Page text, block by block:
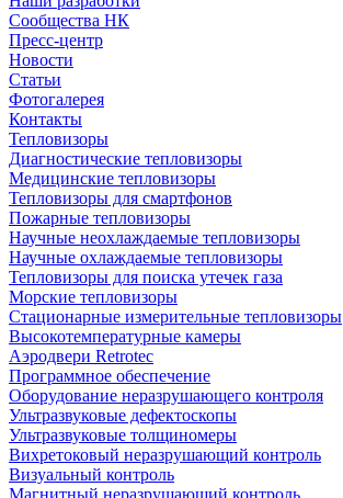
Сообщества НК
Пресс-центр
Новости
Статьи
Фотогалерея
Контакты
Тепловизоры
Диагностические тепловизоры
Медицинские тепловизоры
Тепловизоры для смартфонов
Пожарные тепловизоры
Научные неохлаждаемые тепловизоры
Научные охлаждаемые тепловизоры
Тепловизоры для поиска утечек газа
Морские тепловизоры
Стационарные измерительные тепловизоры
Высокотемпературные камеры
Аэродвери Retrotec
Программное обеспечение
Оборудование неразрушающего контроля
Ультразвуковые дефектоскопы
Ультразвуковые толщиномеры
Вихретоковый неразрушающий контроль
Визуальный контроль
Магнитный неразрушающий контроль